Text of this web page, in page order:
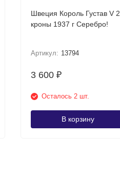
Швеция Король Густав V 2
кроны 1937 г Серебро!
Артикул: 13794
3 600₽
Осталось 2 шт.
В корзину